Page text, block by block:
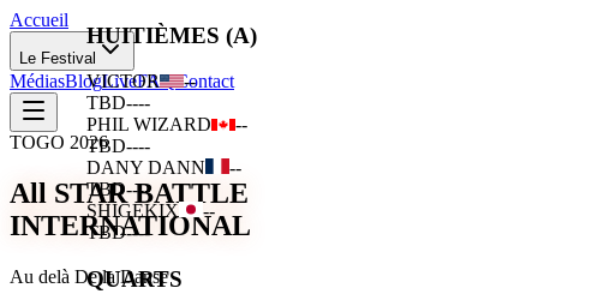
Accueil
Le Festival
MédiasBlogLiveFAQContact
TOGO 2026
All STAR BATTLE
INTERNATIONAL
Au delà De la Danse
HUITIÈMES (A)
VICTOR
--
TBD----
PHIL WIZARD
--
TBD----
DANY DANN
--
TBD----
SHIGEKIX
--
TBD----
QUARTS